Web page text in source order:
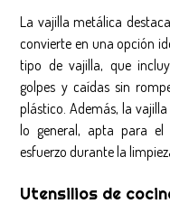
La vajilla metálica
convierte en una opción
tipo de vajilla, que
golpes y caídas sin
plástico. Además, la
lo general, apta para
esfuerzo durante la
Utensilios de